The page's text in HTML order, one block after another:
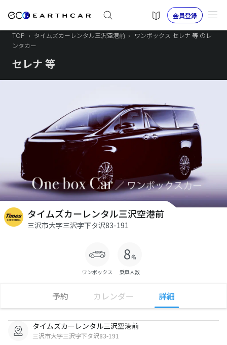
会員登録
TOP › タイムズカーレンタル三沢空港前 ›
ワンボックス セレナ 等 のレ
ンタカー
セレナ 等
タイムズカーレンタル三沢空港前
三沢市大字三沢字下タ沢83-191
ワンボックス 乗車人数
予約 カレンダー 詳細
タイムズカーレンタル三沢空港前
三沢市大字三沢字下タ沢83-191